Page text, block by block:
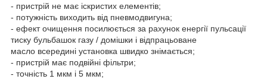
- пристрій не має іскристих елементів;
- потужність виходить від пневмодвигуна;
- ефект очищення посилюється за рахунок енергії пульсації
тиску бульбашок газу / домішки і відпрацьоване
масло всередині установка швидко знімається;
- пристрій має подвійні фільтри;
- точність 1 мкм і 5 мкм;